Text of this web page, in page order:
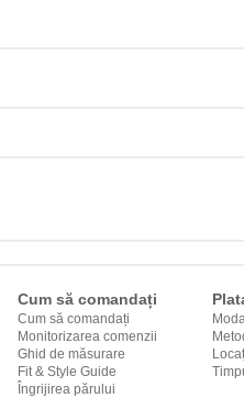
Cum să comandați
Cum să comandați
Monitorizarea comenzii
Ghid de măsurare
Fit & Style Guide
Îngrijirea părului
către